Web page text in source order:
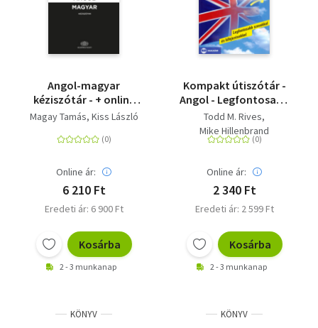
Angol-magyar
kéziszótár - + online
szótárcsomag
Magay Tamás Kiss László
Online ár:
6 210 Ft
Eredeti ár: 6 900 Ft
Kosárba
2 - 3 munkanap
Kompakt útiszótár -
Angol - Legfontosabb
szavakkal és
kifejezésekkel
Todd M. Rives
Mike Hillenbrand
Online ár:
2 340 Ft
Eredeti ár: 2 599 Ft
Kosárba
2 - 3 munkanap
KÖNYV KÖNYV